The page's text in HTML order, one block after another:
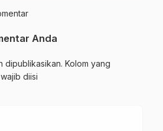
Anda
dipublikasikan. Kolom yang
diisi